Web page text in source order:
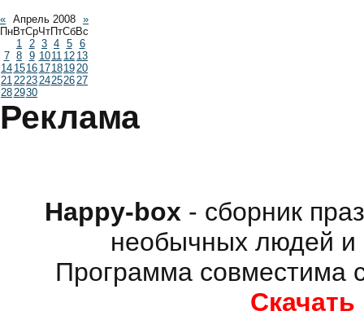
« Апрель 2008 »
ПнВтСрЧтПтСбВс
1 2 3 4 5
6
7 8 9 1011 12 13
14 1516 17181920
21222324252627
282930
Реклама
Happy-box - сборник
необычных людей и
Программа совместима